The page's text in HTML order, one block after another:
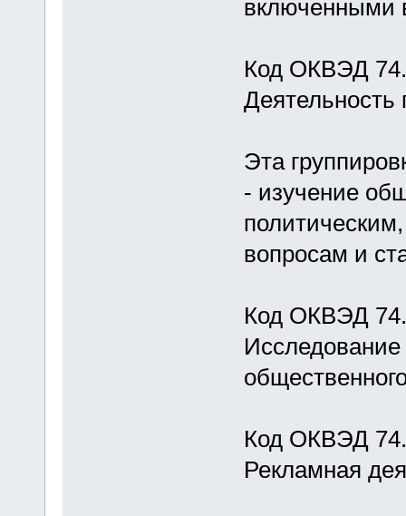
включенными
Код ОКВЭД
Эта
- изучение
вопросам и
Код ОКВЭД
Код ОКВЭД
Рекламная